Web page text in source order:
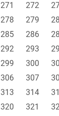
271 272
278 279
285 286
292 293
299 300
306 307
313 314
320 321